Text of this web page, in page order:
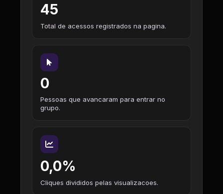
45
Total de acessos registrados na pagina.
0
Pessoas que avancaram para entrar no
grupo.
0,0%
Cliques divididos pelas visualizacoes.